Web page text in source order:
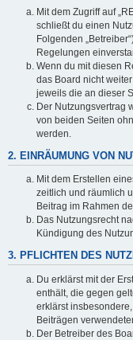
Mit dem Zugriff auf
schließt du einen
Folgenden
Regelungen
Wenn du mit diesen
das Board nicht
jeweils die an dieser
Der Nutzungsvertrag
von beiden Seiten
werden.
2. EINRÄUMUNG VON
Mit dem Erstellen
zeitlich und räumlich
Beitrag im Rahmen
Das Nutzungsrecht
Kündigung des
3. PFLICHTEN DES
Du erklärst mit der
enthält, die gegen
erklärst
Beiträgen
Der Betreiber des